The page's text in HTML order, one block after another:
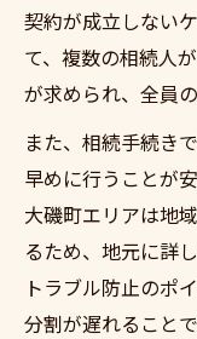
契約が成立しない
て、複数の相続人
が求められ、全員
また、相続手続き
早めに行うことが
大磯町エリアは地
るため、地元に詳
トラブル防止のポ
分割が遅れること